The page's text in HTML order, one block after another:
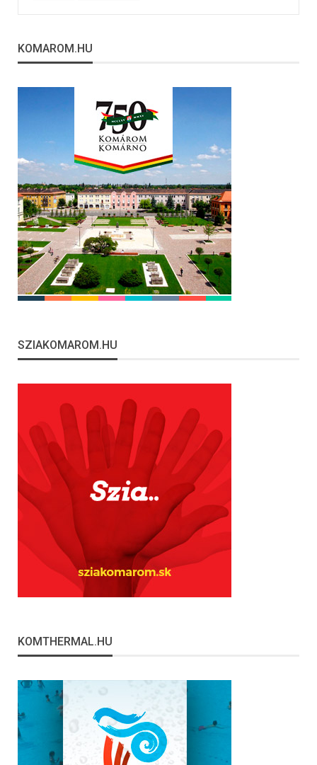
KOMAROM.HU
SZIAKOMAROM.HU
KOMTHERMAL.HU